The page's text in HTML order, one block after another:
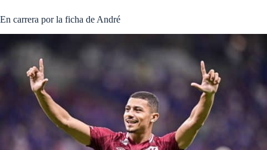
En carrera por la ficha de André